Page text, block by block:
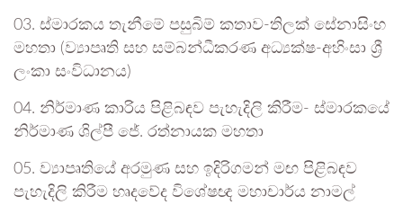
03. ස්මාරකය තැනීමේ පසුබිම් කතාව-තිලක් සේනාසිංහ
මහතා (ව්‍යාපෘති සහ සම්බන්ධීකරණ අධ්‍යක්ෂ-අහිංසා ශ්‍රී
ලංකා සංවිධානය)
04. නිර්මාණ කාරිය පිළිබඳව පැහැදිලි කිරීම- ස්මාරකයේ
නිර්මාණ ශිල්පී ජේ. රත්නායක මහතා
05. ව්‍යාපෘතියේ අරමුණ සහ ඉදිරිගමන් මඟ පිළිබඳව
පැහැදිලි කිරීම හෘදවේද විශේෂඥ මහාචාර්ය නාමල්